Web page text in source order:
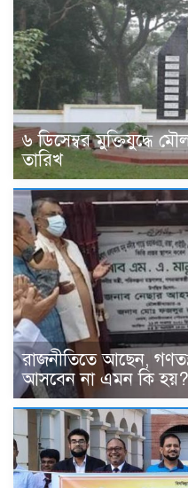
৬ ডিসেম্বর মুক্তিযুদ্ধে
তারিখ
রাজনীতিতে আছেন,
আসবেন না এমন কি হয়?